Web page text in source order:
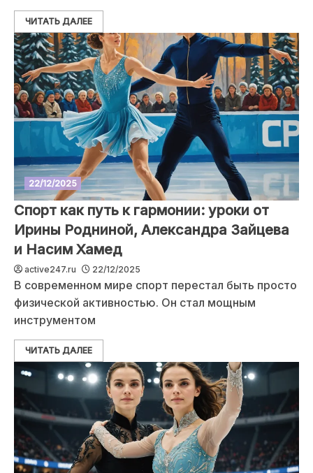
ЧИТАТЬ ДАЛЕЕ
22/12/2025
Спорт как путь к гармонии: уроки от
Ирины Родниной, Александра Зайцева
и Насим Хамед
active247.ru 22/12/2025
В современном мире спорт перестал быть просто
физической активностью. Он стал мощным
инструментом
ЧИТАТЬ ДАЛЕЕ